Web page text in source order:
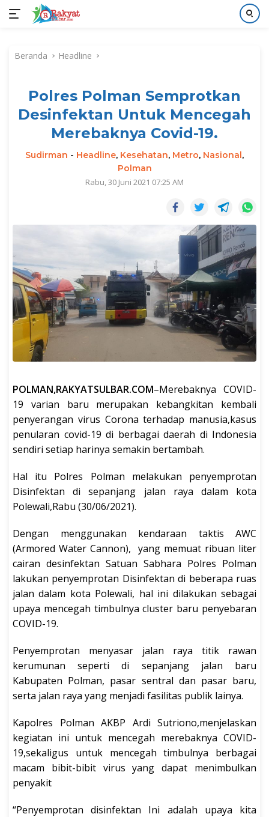
kontenBeranda Headline
Polres Polman Semprotkan
Desinfektan Untuk Mencegah
Merebaknya Covid-19.
Sudirman - Headline, Kesehatan, Metro, Nasional,
Polman
Rabu, 30 Juni 2021 07:25 AM
POLMAN,RAKYATSULBAR.COM–Merebaknya COVID-
19 varian baru merupakan kebangkitan kembali
penyerangan virus Corona terhadap manusia,kasus
penularan covid-19 di berbagai daerah di Indonesia
sendiri setiap harinya semakin bertambah.
Hal itu Polres Polman melakukan penyemprotan
Disinfektan di sepanjang jalan raya dalam kota
Polewali,Rabu (30/06/2021).
Dengan menggunakan kendaraan taktis AWC
(Armored Water Cannon), yang memuat ribuan liter
cairan desinfektan Satuan Sabhara Polres Polman
lakukan penyemprotan Disinfektan di beberapa ruas
jalan dalam kota Polewali, hal ini dilakukan sebagai
upaya mencegah timbulnya cluster baru penyebaran
COVID-19.
Penyemprotan menyasar jalan raya titik rawan
kerumunan seperti di sepanjang jalan baru
Kabupaten Polman, pasar sentral dan pasar baru,
serta jalan raya yang menjadi fasilitas publik lainya.
Kapolres Polman AKBP Ardi Sutriono,menjelaskan
kegiatan ini untuk mencegah merebaknya COVID-
19,sekaligus untuk mencegah timbulnya berbagai
macam bibit-bibit virus yang dapat menimbulkan
penyakit
“Penyemprotan disinfektan Ini adalah upaya kita